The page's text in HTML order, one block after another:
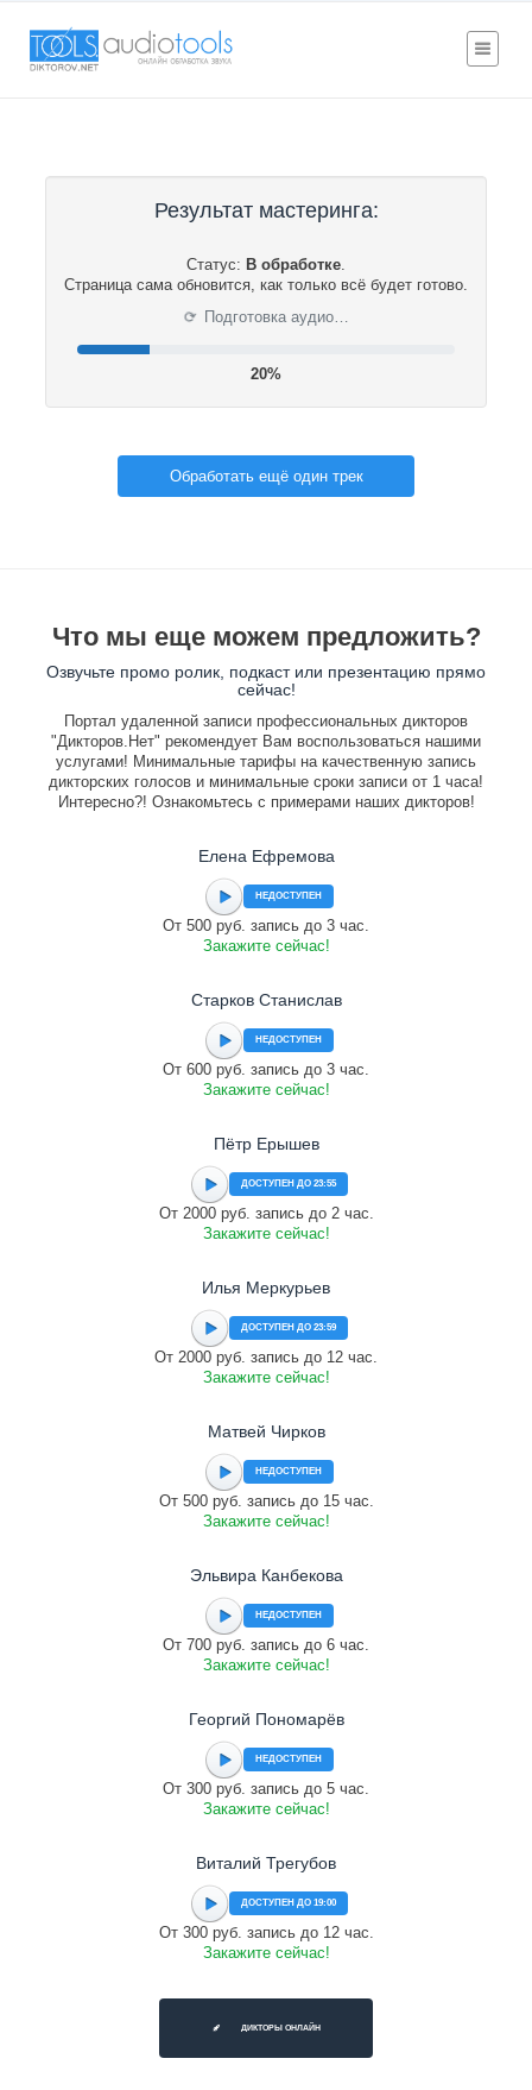
Результат мастеринга:
Статус: В обработке.
Страница сама обновится, как только всё будет готово.
⟳ Подготовка аудио…
20%
Обработать ещё один трек
Что мы еще можем предложить?
Озвучьте промо ролик, подкаст или презентацию прямо
сейчас!
Портал удаленной записи профессиональных дикторов
"Дикторов.Нет" рекомендует Вам воспользоваться нашими
услугами! Минимальные тарифы на качественную запись
дикторских голосов и минимальные сроки записи от 1 часа!
Интересно?! Ознакомьтесь с примерами наших дикторов!
Елена Ефремова
НЕДОСТУПЕН
От 500 руб. запись до 3 час.
Закажите сейчас!
Старков Станислав
НЕДОСТУПЕН
От 600 руб. запись до 3 час.
Закажите сейчас!
Пётр Ерышев
ДОСТУПЕН ДО 23:55
От 2000 руб. запись до 2 час.
Закажите сейчас!
Илья Меркурьев
ДОСТУПЕН ДО 23:59
От 2000 руб. запись до 12 час.
Закажите сейчас!
Матвей Чирков
НЕДОСТУПЕН
От 500 руб. запись до 15 час.
Закажите сейчас!
Эльвира Канбекова
НЕДОСТУПЕН
От 700 руб. запись до 6 час.
Закажите сейчас!
Георгий Пономарёв
НЕДОСТУПЕН
От 300 руб. запись до 5 час.
Закажите сейчас!
Виталий Трегубов
ДОСТУПЕН ДО 19:00
От 300 руб. запись до 12 час.
Закажите сейчас!
ДИКТОРЫ ОНЛАЙН